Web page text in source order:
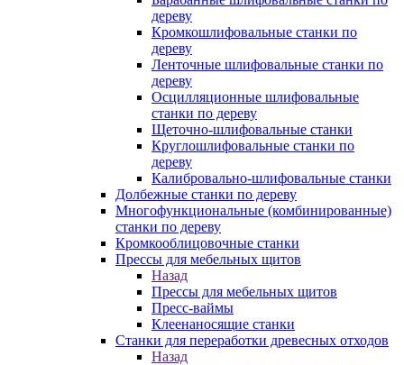
дереву
Кромкошлифовальные станки по
дереву
Ленточные шлифовальные станки по
дереву
Осцилляционные шлифовальные
станки по дереву
Щеточно-шлифовальные станки
Круглошлифовальные станки по
дереву
Калибровально-шлифовальные станки
Долбежные станки по дереву
Многофункциональные (комбинированные)
станки по дереву
Кромкооблицовочные станки
Прессы для мебельных щитов
Назад
Прессы для мебельных щитов
Пресс-ваймы
Клеенаносящие станки
Станки для переработки древесных отходов
Назад